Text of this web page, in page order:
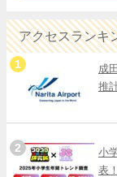
アクセスランキ
成
推
小
表